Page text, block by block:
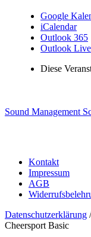
Google
iCalendar
Outlook 365
Outlook Live
Diese
Sound Management
Kontakt
Impressum
AGB
Datenschutzerklärung
Cheersport Basic